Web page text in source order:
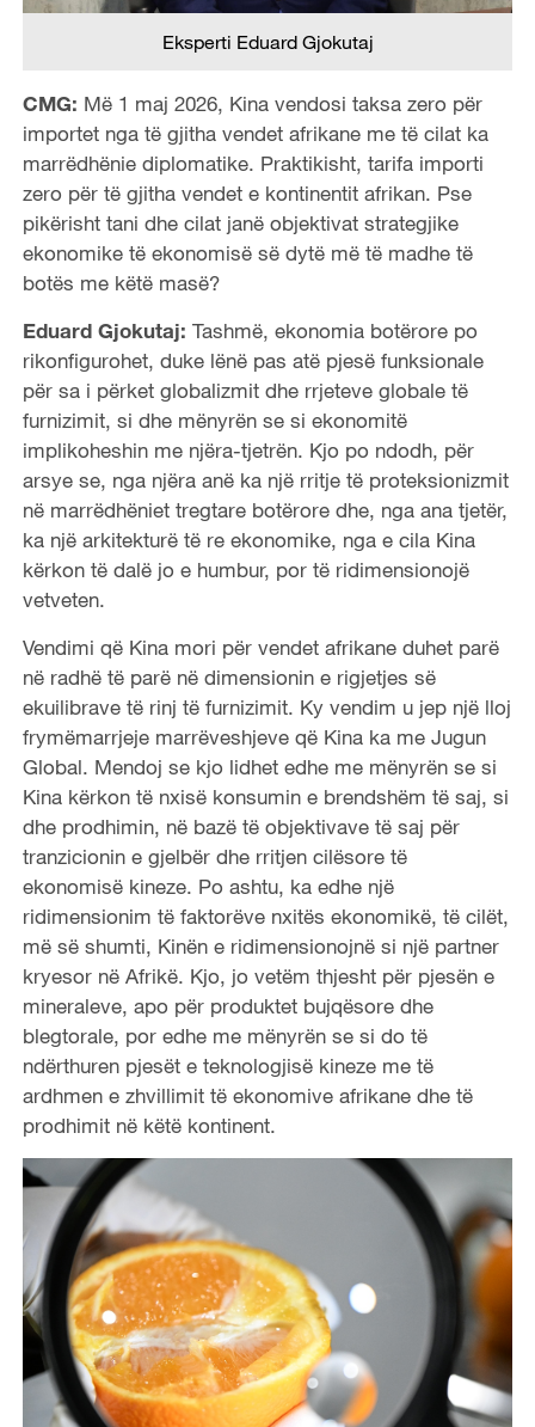
Eksperti Eduard Gjokutaj
CMG: Më 1 maj 2026, Kina vendosi taksa zero për
importet nga të gjitha vendet afrikane me të cilat ka
marrëdhënie diplomatike. Praktikisht, tarifa importi
zero për të gjitha vendet e kontinentit afrikan. Pse
pikërisht tani dhe cilat janë objektivat strategjike
ekonomike të ekonomisë së dytë më të madhe të
botës me këtë masë?
Eduard Gjokutaj: Tashmë, ekonomia botërore po
rikonfigurohet, duke lënë pas atë pjesë funksionale
për sa i përket globalizmit dhe rrjeteve globale të
furnizimit, si dhe mënyrën se si ekonomitë
implikoheshin me njëra-tjetrën. Kjo po ndodh, për
arsye se, nga njëra anë ka një rritje të proteksionizmit
në marrëdhëniet tregtare botërore dhe, nga ana tjetër,
ka një arkitekturë të re ekonomike, nga e cila Kina
kërkon të dalë jo e humbur, por të ridimensionojë
vetveten.
Vendimi që Kina mori për vendet afrikane duhet parë
në radhë të parë në dimensionin e rigjetjes së
ekuilibrave të rinj të furnizimit. Ky vendim u jep një lloj
frymëmarrjeje marrëveshjeve që Kina ka me Jugun
Global. Mendoj se kjo lidhet edhe me mënyrën se si
Kina kërkon të nxisë konsumin e brendshëm të saj, si
dhe prodhimin, në bazë të objektivave të saj për
tranzicionin e gjelbër dhe rritjen cilësore të
ekonomisë kineze. Po ashtu, ka edhe një
ridimensionim të faktorëve nxitës ekonomikë, të cilët,
më së shumti, Kinën e ridimensionojnë si një partner
kryesor në Afrikë. Kjo, jo vetëm thjesht për pjesën e
mineraleve, apo për produktet bujqësore dhe
blegtorale, por edhe me mënyrën se si do të
ndërthuren pjesët e teknologjisë kineze me të
ardhmen e zhvillimit të ekonomive afrikane dhe të
prodhimit në këtë kontinent.